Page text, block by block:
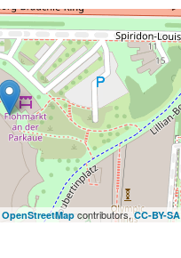
OpenStreetMap contributors,CC-BY-SA